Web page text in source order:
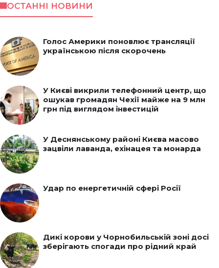
ОСТАННІ НОВИНИ
Голос Америки поновлює трансляції
українською після скорочень
У Києві викрили телефонний центр, що
ошукав громадян Чехії майже на 9 млн
грн під виглядом інвестицій
У Деснянському районі Києва масово
зацвіли лаванда, ехінацея та монарда
Удар по енергетичній сфері Росії
Дикі корови у Чорнобильській зоні досі
зберігають спогади про рідний край